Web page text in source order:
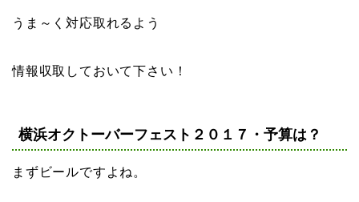
うま～く対応取れるよう
情報収取しておいて下さい！
横浜オクトーバーフェスト２０１７・予算は？
まずビールですよね。